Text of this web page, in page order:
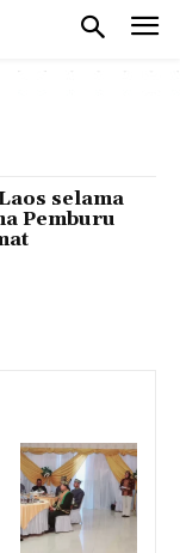
selama
Pemburu